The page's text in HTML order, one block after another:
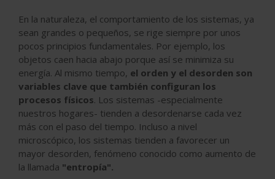
En la naturaleza, el comportamiento de los sistemas, ya
sean grandes o pequeños, se rige siempre por unos
pocos principios fundamentales. Por ejemplo, los
objetos caen hacia abajo porque así se minimiza su
energía. Al mismo tiempo, el orden y el desorden son
variables clave que también configuran los
procesos físicos. Los sistemas -especialmente
nuestros hogares- tienden a desordenarse cada vez
más con el paso del tiempo. Incluso a nivel
microscópico, los sistemas tienden a favorecer un
mayor desorden, fenómeno conocido como aumento de
la llamada "entropía".